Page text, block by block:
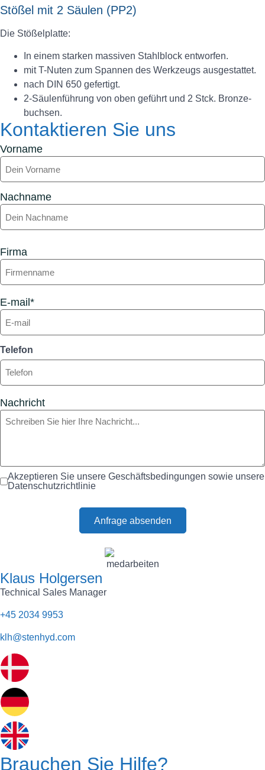
Stößel mit 2 Säulen (PP2)
Die Stößelplatte:
In einem starken massiven Stahlblock entworfen.
mit T-Nuten zum Spannen des Werkzeugs ausgestattet.
nach DIN 650 gefertigt.
2-Säulenführung von oben geführt und 2 Stck. Bronze-
buchsen.
Kontaktieren Sie uns
Vorname
Nachname
Firma
E-mail*
Telefon
Nachricht
Akzeptieren Sie unsere Geschäftsbedingungen sowie unsere
Datenschutzrichtlinie
Klaus Holgersen
Technical Sales Manager
+45 2034 9953
klh@stenhyd.com
Brauchen Sie Hilfe?